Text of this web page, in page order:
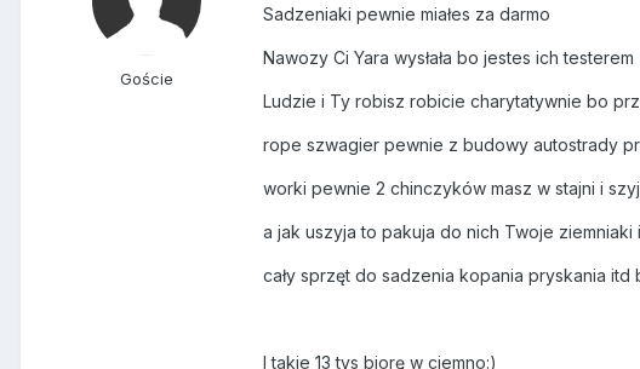
Goście
Sadzeniaki pewnie miałes za darmo
Nawozy Ci Yara wysłała bo jestes ich testerem
Ludzie i Ty robisz robicie charytatywnie bo
rope szwagier pewnie z budowy autostrady
worki pewnie 2 chinczyków masz w stajni i
a jak uszyja to pakuja do nich Twoje
cały sprzęt do sadzenia kopania pryskania
I takie 13 tys biorę w ciemno:)